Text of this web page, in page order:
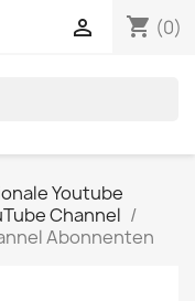
shopping_cart (0)

Youtube
Channel
Abonnenten